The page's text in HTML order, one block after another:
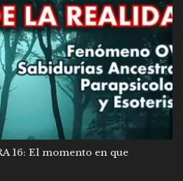
16: El momento en que